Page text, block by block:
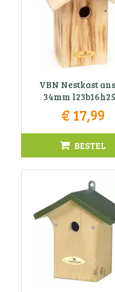
VBN Nestkast
34mm
€ 17,99
BESTEL